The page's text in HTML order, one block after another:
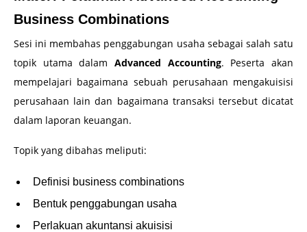
Business Combinations
Sesi ini membahas penggabungan usaha sebagai salah satu
topik utama dalam Advanced Accounting. Peserta akan
mempelajari bagaimana sebuah perusahaan mengakuisisi
perusahaan lain dan bagaimana transaksi tersebut dicatat
dalam laporan keuangan.
Topik yang dibahas meliputi:
Definisi business combinations
Bentuk penggabungan usaha
Perlakuan akuntansi akuisisi